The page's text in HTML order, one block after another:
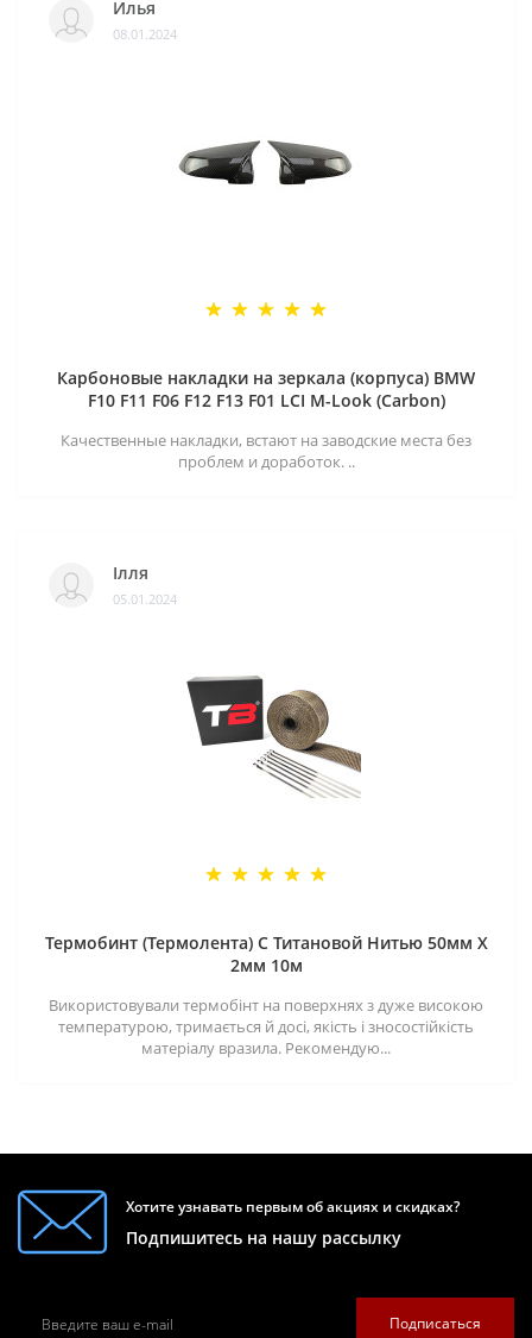
Илья
08.01.2024
Карбоновые накладки на зеркала (корпуса) BMW
F10 F11 F06 F12 F13 F01 LCI M-Look (Carbon)
Качественные накладки, встают на заводские места без
проблем и доработок. ..
Ілля
05.01.2024
Термобинт (Термолента) С Титановой Нитью 50мм X
2мм 10м
Використовували термобінт на поверхнях з дуже високою
температурою, тримається й досі, якість і зносостійкість
матеріалу вразила. Рекомендую...
Хотите узнавать первым об акциях и скидках?
Подпишитесь на нашу рассылку
Подписаться